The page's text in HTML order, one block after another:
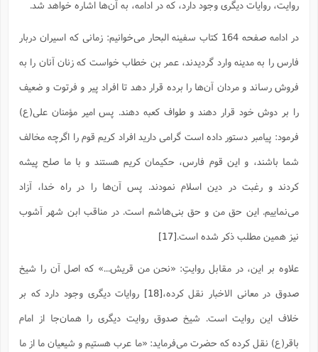
روایت، روایات دیگری وجود دارد، که در ادامه، به آن‌ها اشاره خواهد شد.
در ادامه صفحه 164 کتاب سفینه البحار می‌خوانیم: زمانی که اسیران دربار
فارس را به مدینه وارد گردیدند، عمر بن خطاب خواست که زنان آنان را به
فروش رساند و مردان آن‌ها را برده قرار دهد تا افراد پیر و فرتوت و ضعیف
را بر دوش خود قرار دهند و طواف کعبه دهند. پس امیر مؤمنان علی(ع)
فرمود: پیامبر دستور داده است گرامی دارید افراد کریم قوم را اگرچه مخالف
شما باشند، و این قوم فارس، حکیمان کریم هستند و با ما صلح پیشه
کردند و رغبت در دین اسلام نمودند. پس آن‌ها را در راه خدا، آزاد
می‌نماییم. این حق من و حق بنی‌هاشم است. در مناقب ابن شهر آشوب
نیز همین مطلب ذکر شده است.[17]
علاوه بر این، در مقابل روایتِ: «نحن من قریش...» که اصل آن را شیخ
صدوق در معانی الاخبار نقل کرده،[18]
روایات دیگری وجود دارد که بر
خلاف این روایت است. شیخ صدوق روایت دیگری را همان‌جا از امام
باقر(ع) نقل کرده که حضرت می‌فرماید: «ما عرب هستیم و شیعیان ما از ما